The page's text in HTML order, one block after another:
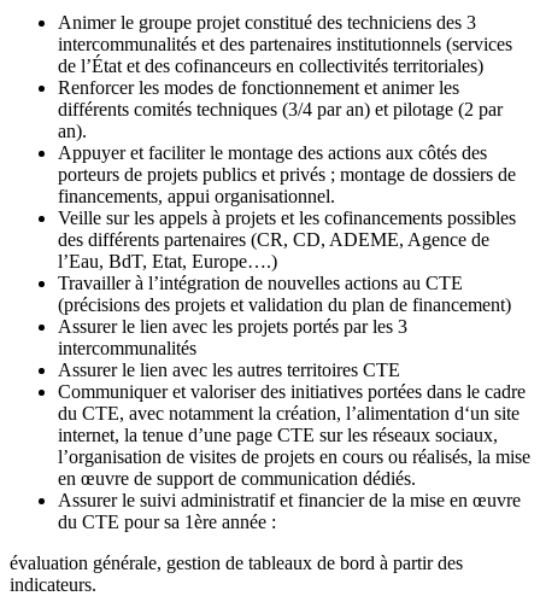
Animer le groupe projet constitué des techniciens des 3
intercommunalités et des partenaires institutionnels (services
de l’État et des cofinanceurs en collectivités territoriales)
Renforcer les modes de fonctionnement et animer les
différents comités techniques (3/4 par an) et pilotage (2 par
an).
Appuyer et faciliter le montage des actions aux côtés des
porteurs de projets publics et privés ; montage de dossiers de
financements, appui organisationnel.
Veille sur les appels à projets et les cofinancements possibles
des différents partenaires (CR, CD, ADEME, Agence de
l’Eau, BdT, Etat, Europe….)
Travailler à l’intégration de nouvelles actions au CTE
(précisions des projets et validation du plan de financement)
Assurer le lien avec les projets portés par les 3
intercommunalités
Assurer le lien avec les autres territoires CTE
Communiquer et valoriser des initiatives portées dans le cadre
du CTE, avec notamment la création, l’alimentation d‘un site
internet, la tenue d’une page CTE sur les réseaux sociaux,
l’organisation de visites de projets en cours ou réalisés, la mise
en œuvre de support de communication dédiés.
Assurer le suivi administratif et financier de la mise en œuvre
du CTE pour sa 1ère année :
évaluation générale, gestion de tableaux de bord à partir des
indicateurs.